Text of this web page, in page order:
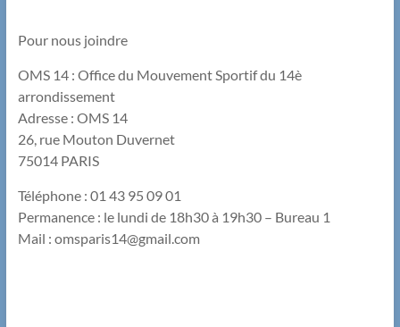
Pour nous joindre
OMS 14 : Office du Mouvement Sportif du 14è
arrondissement
Adresse : OMS 14
26, rue Mouton Duvernet
75014 PARIS
Téléphone : 01 43 95 09 01
Permanence : le lundi de 18h30 à 19h30 – Bureau 1
Mail : omsparis14@gmail.com